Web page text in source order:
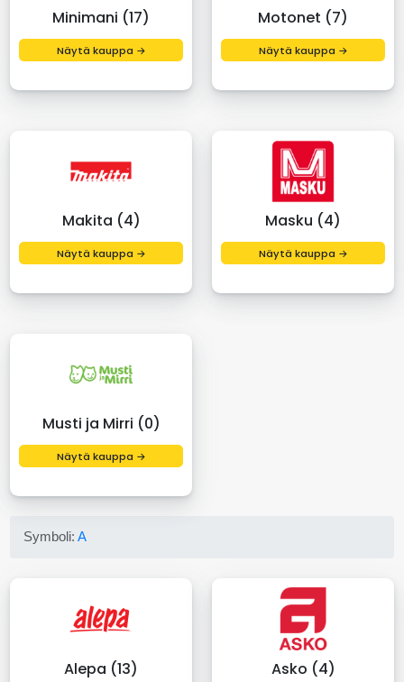
Minimani (17)
Näytä kauppa →
Motonet (7)
Näytä kauppa →
Makita (4)
Näytä kauppa →
Masku (4)
Näytä kauppa →
Musti ja Mirri (0)
Näytä kauppa →
Symboli:A
Alepa (13) Asko (4)